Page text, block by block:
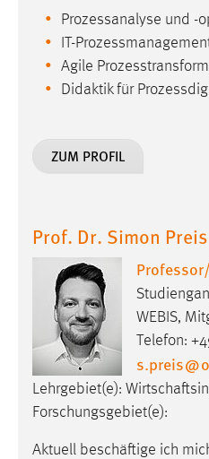
Prozessanalyse und -
IT-
Agile
Didaktik für
ZUM PROFIL
Prof. Dr. Simon Preis
WEBIS,
Telefon:
s.preis@
Lehrgebiet(e):
Forschungsgebiet(e):
Aktuell beschäftige ich
Jahre,
Login
STATISTIK
Statistik Cookies erfassen
Diese Informationen helfen
unsere Besucher unsere
Matomo
Name: _pk_ref,